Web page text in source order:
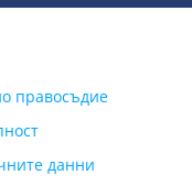
правосъдие
данни